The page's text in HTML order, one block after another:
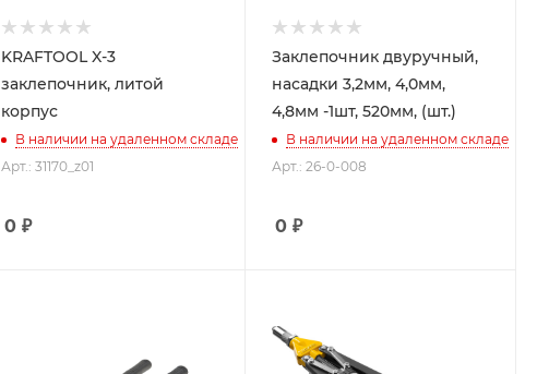
KRAFTOOL X-3
заклепочник, литой
корпус
В наличии на удаленном складе
Арт.: 31170_z01
0₽
Заклепочник двуручный,
насадки 3,2мм, 4,0мм,
4,8мм -1шт, 520мм, (шт.)
В наличии на удаленном складе
Арт.: 26-0-008
0₽